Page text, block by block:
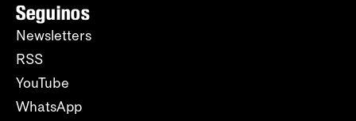
Seguinos
Newsletters
RSS
YouTube
WhatsApp